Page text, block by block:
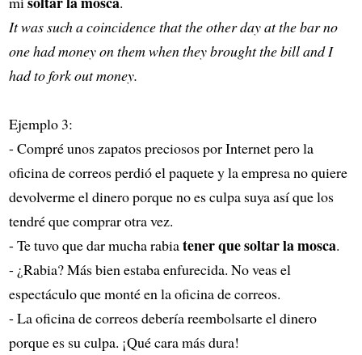
It was such a coincidence that the other day at the bar no
one had money on them when they brought the bill and I
had to fork out money.
Ejemplo 3:
- Compré unos zapatos preciosos por Internet pero la
oficina de correos perdió el paquete y la empresa no quiere
devolverme el dinero porque no es culpa suya así que los
tendré que comprar otra vez.
- Te tuvo que dar mucha rabiatener que soltar la mosca.
- ¿Rabia? Más bien estaba enfurecida. No veas el
espectáculo que monté en la oficina de correos.
- La oficina de correos debería reembolsarte el dinero
porque es su culpa. ¡Qué cara más dura!